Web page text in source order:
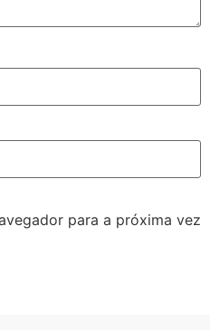
para a próxima vez